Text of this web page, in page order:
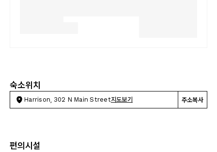
숙소위치
Harrison, 302 N Main Street지도보기 주소복사
편의시설